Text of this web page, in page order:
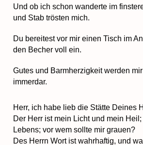
Und ob ich schon wanderte im
und Stab trösten mich.
Du bereitest vor mir einen Tisch im
den Becher voll ein.
Gutes und Barmherzigkeit werden
immerdar.
Herr, ich habe lieb die Stätte Deines
Der Herr ist mein Licht und mein
Lebens; vor wem sollte mir grauen?
Des Herrn Wort ist wahrhaftig, und